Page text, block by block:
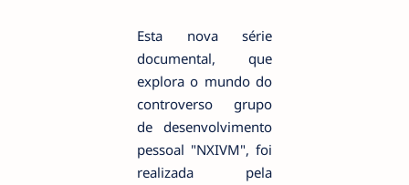
Esta nova série
documental, que
explora o mundo do
controverso grupo
de desenvolvimento
pessoal "NXIVM", foi
realizada pela